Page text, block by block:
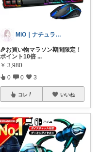
MiO｜ナチュラル雑貨と心地よい暮らし
🎉お買い物マラソン期間限定！
ポイント10倍 ...
￥ 3,980
0 0 3
コレ いいね